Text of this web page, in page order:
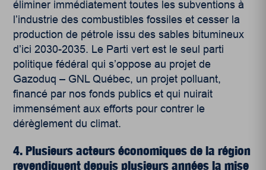
éliminer immédiatement toutes les subventions à
l’industrie des combustibles fossiles et cesser la
production de pétrole issu des sables bitumineux
d’ici 2030-2035. Le Parti vert est le seul parti
politique fédéral qui s’oppose au projet de
Gazoduq – GNL Québec, un projet polluant,
financé par nos fonds publics et qui nuirait
immensément aux efforts pour contrer le
dérèglement du climat.
4. Plusieurs acteurs économiques de la région
revendiquent depuis plusieurs années la mise